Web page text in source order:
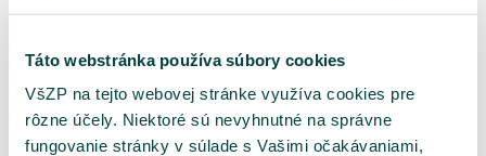
Táto webstránka používa súbory cookies
VšZP na tejto webovej stránke využíva cookies pre
rôzne účely. Niektoré sú nevyhnutné na správne
fungovanie stránky v súlade s Vašimi očakávaniami,
dieťa podľa § 11 ods. 7 písm. a).
Všetci 4 Horváthovci majú povinnosť, v zmysle §23 ods.1 písm. c)
zákona o zdravotnom poistení, oznámiť slovenskej zdravotnej
poisťovni skutočnosti rozhodujúce pre zánik verejného zdravotného